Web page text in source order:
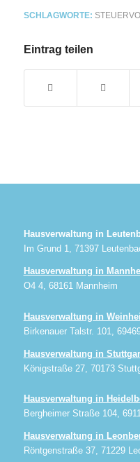
SCHLAGWORTE:
Eintrag teilen
Hausverwaltung in
Im Grund 1, 71397
Hausverwaltung in
O4 4, 68161 Mannheim
Hausverwaltung in
Birkenauer Talstr. 101,
Hausverwaltung in
Königstraße 27, 70173
Hausverwaltung in
Bergheimer Straße 104,
Hausverwaltung in
Röntgenstraße 37, 71229